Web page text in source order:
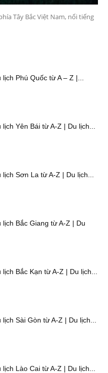
Tây Bắc Việt Nam, nổi tiếng
Phú Quốc từ A – Z |...
Yên Bái từ A-Z | Du lịch...
Sơn La từ A-Z | Du lịch...
lịch Bắc Giang từ A-Z | Du
Bắc Kạn từ A-Z | Du lịch...
Sài Gòn từ A-Z | Du lịch...
Lào Cai từ A-Z | Du lịch...